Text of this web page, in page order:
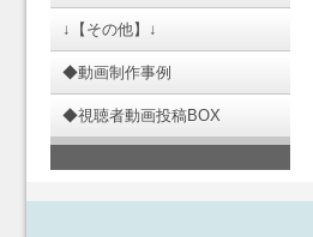
↓【その他】↓
◆動画制作事例
◆視聴者動画投稿BOX